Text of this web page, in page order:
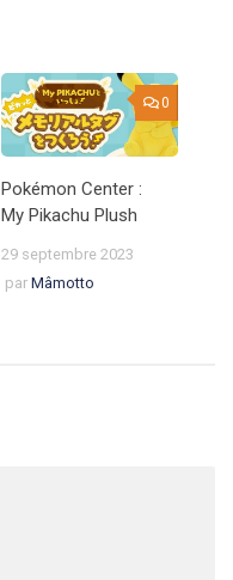
0
Pokémon Center :
My Pikachu Plush
29 septembre 2023
par Mâmotto